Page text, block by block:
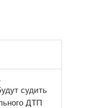
судить
ДТП